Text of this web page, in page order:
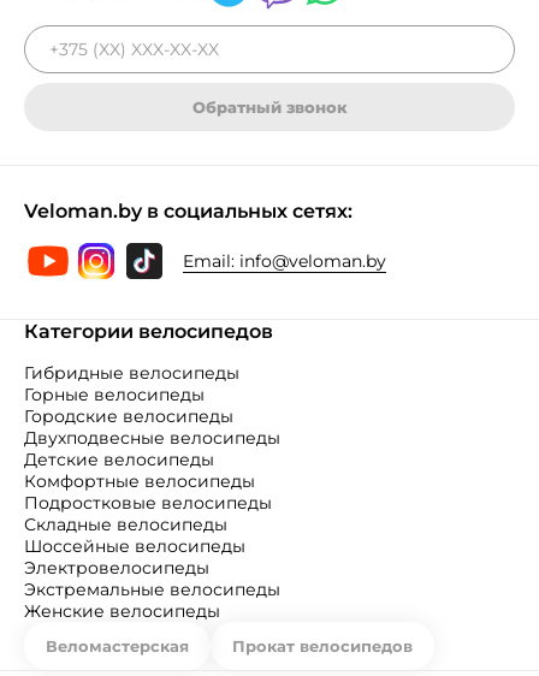
Обратный звонок
Veloman.by в социальных сетях:
Email: info@veloman.by
Категории велосипедов
Гибридные велосипеды
Горные велосипеды
Городские велосипеды
Двухподвесные велосипеды
Детские велосипеды
Комфортные велосипеды
Подростковые велосипеды
Складные велосипеды
Шоссейные велосипеды
Электровелосипеды
Экстремальные велосипеды
Женские велосипеды
Веломастерская Прокат велосипедов